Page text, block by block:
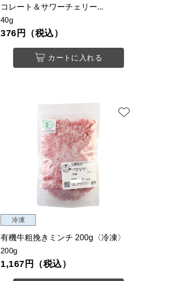
コレート＆サワーチェリー...
40g
376円（税込）
カートに入れる
冷凍
有機牛粗挽きミンチ 200g〈冷凍〉
200g
1,167円（税込）